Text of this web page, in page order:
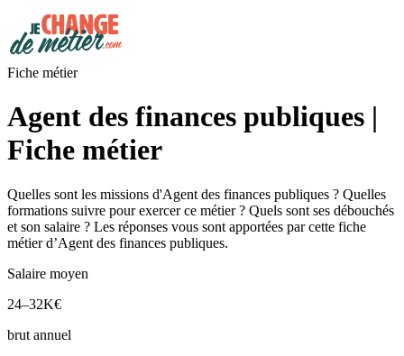
Fiche métier
Agent des finances publiques |
Fiche métier
Quelles sont les missions d'Agent des finances publiques ? Quelles
formations suivre pour exercer ce métier ? Quels sont ses débouchés
et son salaire ? Les réponses vous sont apportées par cette fiche
métier d’Agent des finances publiques.
Salaire moyen
24–32K€
brut annuel